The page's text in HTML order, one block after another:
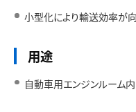
小型化により輸送効率が向
用途
自動車用エンジンルーム